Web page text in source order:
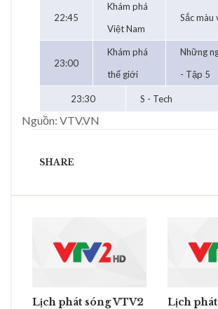
22:45
Khám phá
Việt Nam
Sắc màu
23:00
Khám phá
thế giới
Những
- Tập 5
23:30 S - Tech
Nguồn: VTV.VN
SHARE
Lịch phát sóng VTV2
Lịch